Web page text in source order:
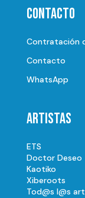
Contacto
Contratación
Contacto
WhatsApp
Artistas
ETS
Doctor Deseo
Kaotiko
Xiberoots
Tod@s l@s